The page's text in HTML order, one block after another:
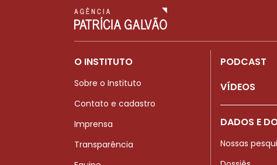
O INSTITUTO
Sobre o Instituto
Contato e cadastro
Imprensa
Transparência
PODCAST
VÍDEOS
DADOS E
Nossas